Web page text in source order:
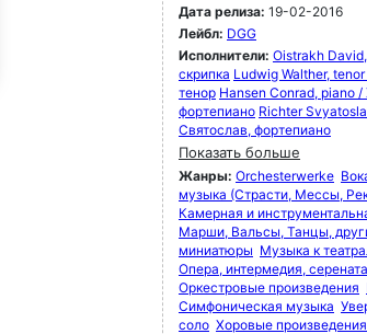
Дата релиза: 19-02-2016
Лейбл: DGG
Исполнители: Oistrakh
скрипка Ludwig Walther,
тенор Hansen Conrad, piano
фортепиано Richter
Святослав, фортепиано
Показать больше
Жанры: Orchesterwerke
музыка (Страсти, Мессы,
Камерная и
Марши, Вальсы, Танцы,
миниатюры Музыка к
Опера, интермедия, серената
Оркестровые произведения
Симфоническая музыка
соло Хоровые